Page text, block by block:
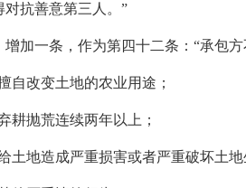
对抗善意第三人。”
增加一条，作为第四十二条：“承包
自改变土地的农业用途；
耕抛荒连续两年以上；
土地造成严重损害或者严重破坏土地